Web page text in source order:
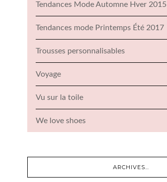
Tendances Mode Automne Hver 2015
Tendances mode Printemps Été 2017
Trousses personnalisables
Voyage
Vu sur la toile
We love shoes
ARCHIVES…